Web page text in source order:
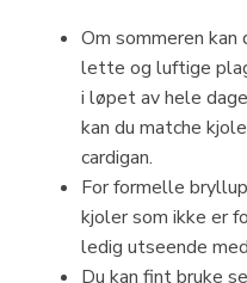
Om sommeren
lette og luftige
i løpet av hele
kan du matche
cardigan.
For formelle
kjoler som ikke er
ledig utseende
Du kan fint bruke